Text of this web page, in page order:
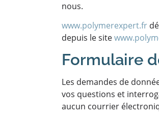
nous.
www.polymerexpert.fr
depuis le site
Formulaire
Les demandes de
vos questions et
aucun courrier